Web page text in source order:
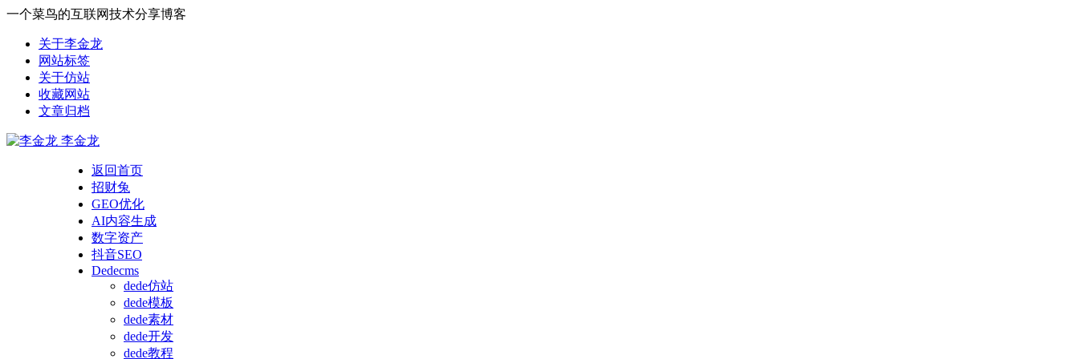
一个菜鸟的互联网技术分享博客
关于李金龙
网站标签
关于仿站
收藏网站
文章归档
李金龙
返回首页
招财兔
GEO优化
AI内容生成
数字资产
抖音SEO
Dedecms
dede仿站
dede模板
dede素材
dede开发
dede教程